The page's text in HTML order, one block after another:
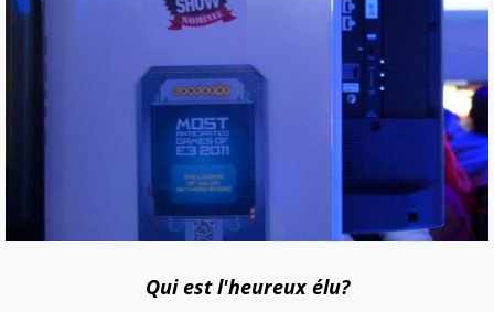
Qui est l'heureux élu?